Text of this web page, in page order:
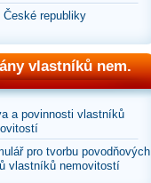
České republiky
vlastníků nem.
a povinnosti vlastníků
pro tvorbu povodňových
vlastníků nemovitostí